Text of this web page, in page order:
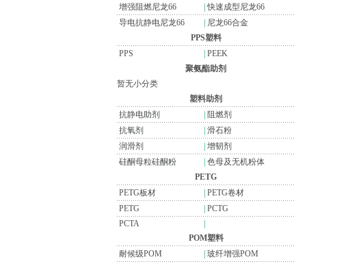
增强阻燃尼龙66
快速成型尼龙66
导电抗静电尼龙66
尼龙66合金
PPS塑料
PPS
PEEK
聚氨酯助剂
暂无小分类
塑料助剂
抗静电助剂
阻燃剂
抗氧剂
滑石粉
润滑剂
增韧剂
硅酮母粒硅酮粉
色母及无机粉体
PETG
PETG板材
PETG卷材
PETG
PCTG
PCTA
POM塑料
耐候级POM
玻纤增强POM